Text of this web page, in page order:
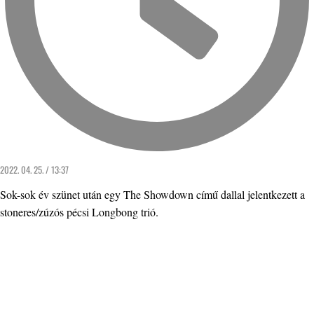
2022. 04. 25. / 13:37
Sok-sok év szünet után egy The Showdown című dallal jelentkezett a
stoneres/zúzós pécsi Longbong trió.